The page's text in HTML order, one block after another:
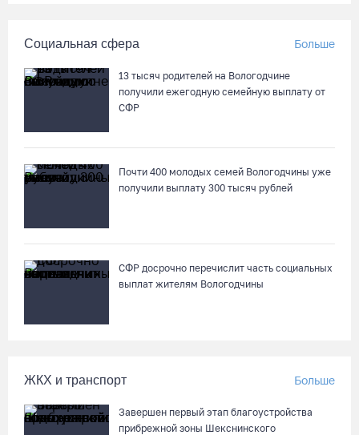
Социальная сфера Больше
13 тысяч родителей на Вологодчине
получили ежегодную семейную выплату от
СФР
Почти 400 молодых семей Вологодчины уже
получили выплату 300 тысяч рублей
СФР досрочно перечислит часть социальных
выплат жителям Вологодчины
ЖКХ и транспорт Больше
Завершен первый этап благоустройства
прибрежной зоны Шекснинского